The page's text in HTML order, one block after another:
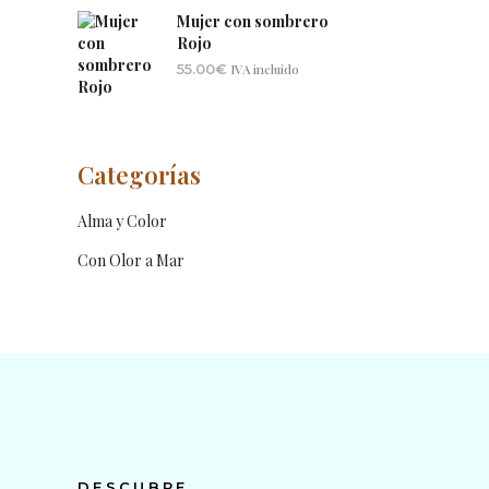
Mujer con sombrero
Rojo
55.00€ IVA incluido
Categorías
Alma y Color
Con Olor a Mar